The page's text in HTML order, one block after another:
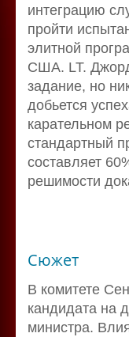
интеграцию
пройти
элитной
США. LT.
задание, но
добьется
карательном
стандартный
составляет
решимости
Сюжет
В комитете
кандидата на
министра.